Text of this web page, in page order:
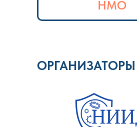
Соответствует
НМО (количество
НМО
ОРГАНИЗАТОРЫ